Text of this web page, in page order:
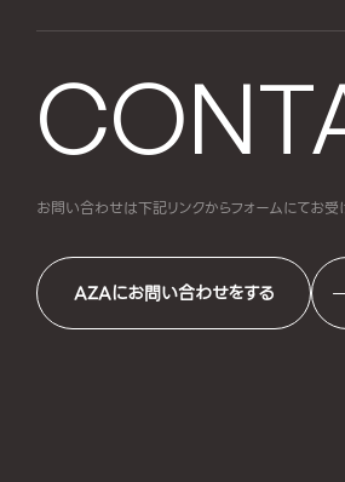
お問い合わせは下記リンクからフォームにてお受
AZAにお問い合わせをする